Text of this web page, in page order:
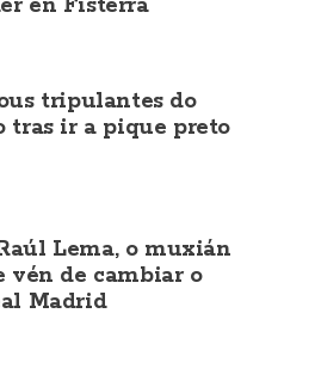
en Fisterra
tripulantes do
tras ir a pique preto
Lema, o muxián
vén de cambiar o
Madrid